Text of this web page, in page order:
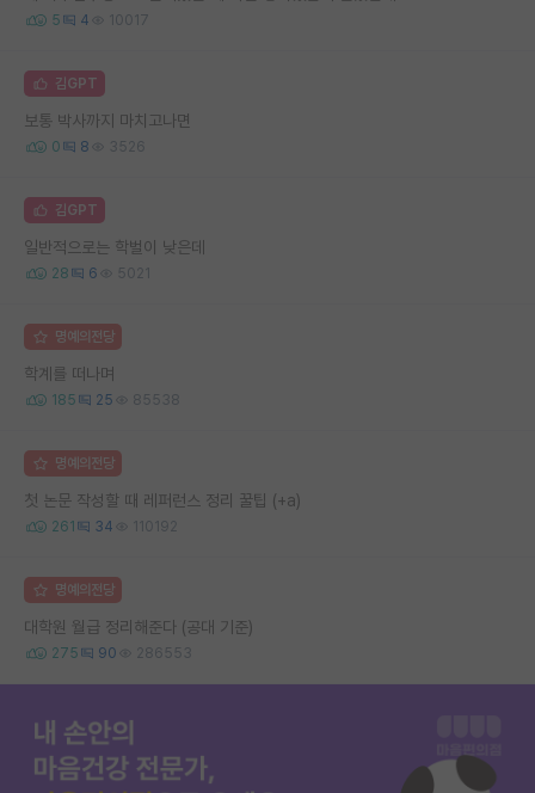
5 4 10017
김GPT
보통 박사까지 마치고나면
0 8 3526
김GPT
일반적으로는 학벌이 낮은데
28 6 5021
명예의전당
학계를 떠나며
185 25 85538
명예의전당
첫 논문 작성할 때 레퍼런스 정리 꿀팁 (+a)
261 34 110192
명예의전당
대학원 월급 정리해준다 (공대 기준)
275 90 286553